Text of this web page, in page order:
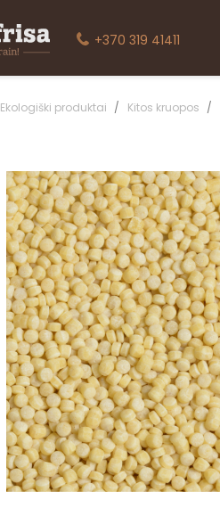
+370 319 41411
Ekologiški produktai Kitos kruopos